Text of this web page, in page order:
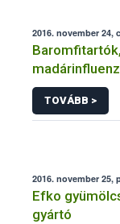
2016. november 24,
TOVÁBB >
2016. november 25,
Efko
gyártó